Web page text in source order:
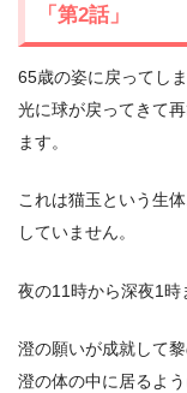
「第2話」
65歳の姿に戻ってし
光に球が戻ってきて
ます。
これは猫玉という生
していません。
夜の11時から深夜1時
澄の願いが成就して
澄の体の中に居るよう